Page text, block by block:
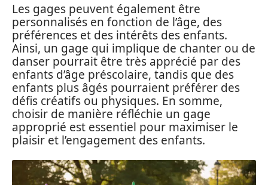
Les gages peuvent également être
personnalisés en fonction de l’âge, des
préférences et des intérêts des enfants.
Ainsi, un gage qui implique de chanter ou de
danser pourrait être très apprécié par des
enfants d’âge préscolaire, tandis que des
enfants plus âgés pourraient préférer des
défis créatifs ou physiques. En somme,
choisir de manière réfléchie un gage
approprié est essentiel pour maximiser le
plaisir et l’engagement des enfants.